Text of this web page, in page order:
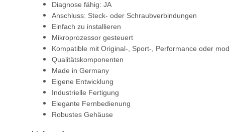
Diagnose fähig: JA
Anschluss: Steck- oder Schraubverbindungen
Einfach zu installieren
Mikroprozessor gesteuert
Kompatible mit Original-, Sport-, Performance oder
Qualitätskomponenten
Made in Germany
Eigene Entwicklung
Industrielle Fertigung
Elegante Fernbedienung
Robustes Gehäuse